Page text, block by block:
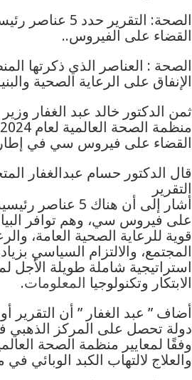
الصحة:
القضاء على الفيروس..
الصحة : العناصر الذي ذكرتها
الإنفاق على الرعاية الصحية
ثمن الدكتور خالد عبد الغفار
القضاء على فيروس سي في إطار
قال الدكتور حسام عبدالغفار
التقرير
أشار إلى أن
على فيروس سي، وهم توافر
قوية للرعاية الصحية العامة،
المجتمع، والالتزام السياسي
استراتيجية شاملة طويلة الأجل
الابتكار وتكنولوجيا المعلومات.
دولة تحصل على المركز الذهبي
وفقًا لمعايير منظمة الصحة
والعلاج لالتهاب الكبد الوبائي